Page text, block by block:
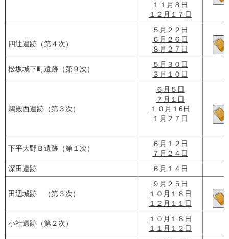
１１月８日
１２月１７日
四辻遺跡（第４次）
５月２２日
６月２６日
８月２７日
松坂城下町遺跡（第９次）
５月３０日
３月１０日
鵜殿西遺跡（第３次）
６月５日
７月１日
１０月１6日
１月２７日
下平大野Ｂ遺跡（第１次）
６月１２日
７月２４日
深田遺跡
６月１４日
田辺城跡 （第３次）
９月２５日
１０月１８日
１２月１１日
小社遺跡（第２次）
１０月１８日
１１月１２日